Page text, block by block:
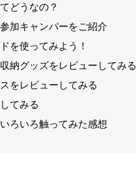
どうなの？
加キャンパーをご紹介
を使ってみよう！
納グッズをレビューしてみる
をレビューしてみる
てみる
ろいろ触ってみた感想